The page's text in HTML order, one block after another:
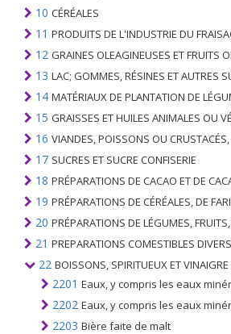
10 CÉRÉALES
11 PRODUITS DE L'INDUSTRIE DU FRAISAGE; MALT,
12 GRAINES OLEAGINEUSES ET FRUITS OLÉAGINEUX; GRAINS DIVERS, GRAINES ET FRUITS, PLANTES
13 LAC; GOMMES, RÉSINES ET AUTRES SUCS
14 MATÉRIAUX DE PLANTATION DE LÉGUMES; PRODUITS VÉGÉTAUX
15 GRAISSES ET HUILES ANIMALES OU VÉGÉTALES ET LEURS PRODUITS DE CLIVAGE; GRAISSES
16 VIANDES, POISSONS OU CRUSTACÉS, MOLLUSQUES OU AUTRES
17 SUCRES ET SUCRE CONFISERIE
18 PRÉPARATIONS DE CACAO ET DE
19 PRÉPARATIONS DE CÉRÉALES, DE FARINES, D'AMIDONS OU
20 PRÉPARATIONS DE LÉGUMES, FRUITS, NOIX OU
21 PREPARATIONS COMESTIBLES
22 BOISSONS, SPIRITUEUX ET VINAIGRE
2201 Eaux, y compris les eaux minérales naturelles ou artificielles et les eaux gazéifiées, non
2202 Eaux, y compris les eaux minérales et gazeuses, additionnées de sucre ou d'édulcorants, aromatisées; autres
2203 Bière faite de malt